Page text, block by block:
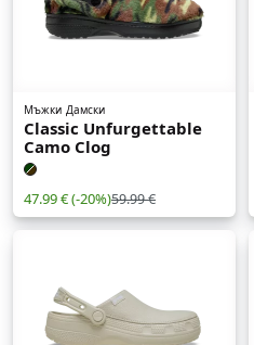
Мъжки Дамски
Classic Unfurgettable
Camo Clog
47.99 €(-20%)59.99 €